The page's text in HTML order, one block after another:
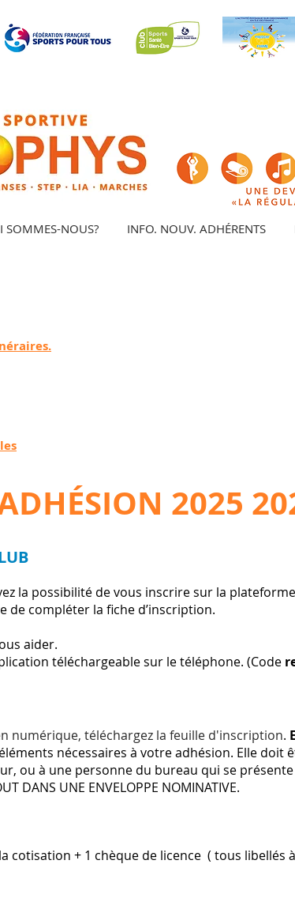
SOMMES-NOUS? INFO. NOUV. ADHÉRENTS
2025
la possibilité de vous inscrire sur la
de compléter la fiche d’inscription.
aider.
téléchargeable sur le téléphone. (Code
numérique, téléchargez la feuille d'inscription.
nécessaires à votre adhésion. Elle doit
ou à une personne du bureau qui se
DANS UNE ENVELOPPE NOMINATIVE.
cotisation + 1 chèque de licence ( tous libellés